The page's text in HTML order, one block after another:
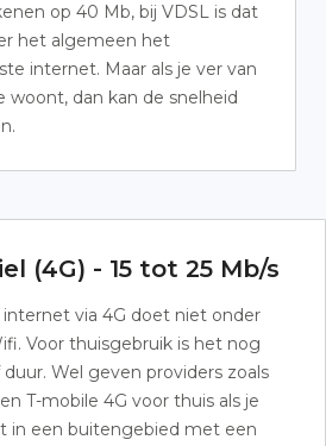
op 40 Mb, bij VDSL is dat
het algemeen het
internet. Maar als je ver van
woont, dan kan de snelheid
(4G) - 15 tot 25 Mb/s
internet via 4G doet niet onder
Voor thuisgebruik is het nog
duur. Wel geven providers zoals
T-mobile 4G voor thuis als je
in een buitengebied met een